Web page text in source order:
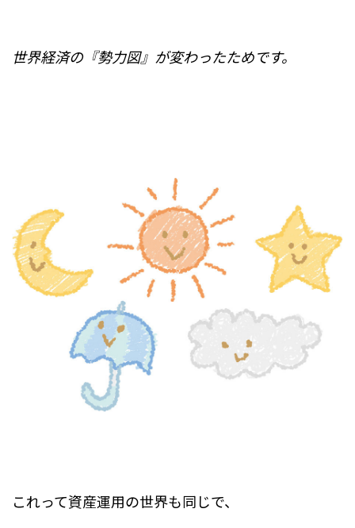
世界経済の『勢力図』が変わったためです。
これって資産運用の世界も同じで、